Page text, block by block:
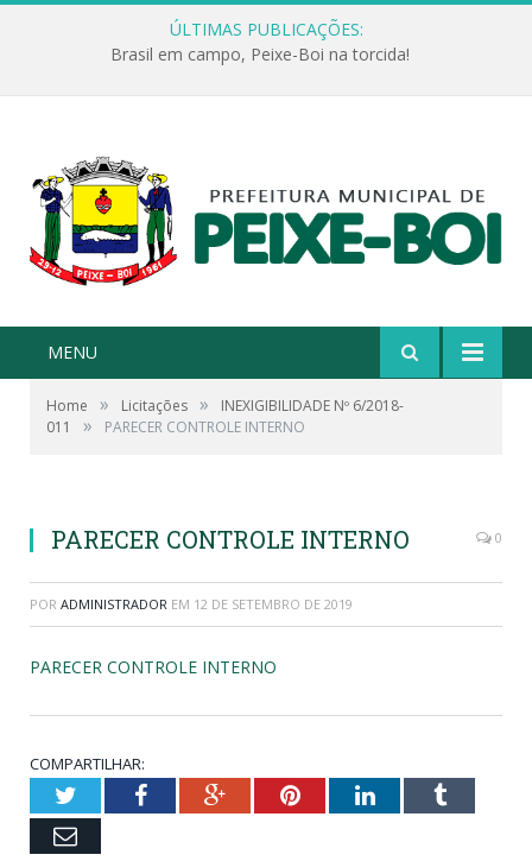
ÚLTIMAS PUBLICAÇÕES:
Brasil em campo, Peixe-Boi na torcida!
MENU
Home » Licitações »
INEXIGIBILIDADE Nº 6/2018-
011
» PARECER CONTROLE INTERNO
PARECER CONTROLE INTERNO 0
POR ADMINISTRADOR EM 12 DE SETEMBRO DE 2019
PARECER CONTROLE INTERNO
COMPARTILHAR:
TwitterFacebookGoogle+PinterestLinkedInTumblr
Email